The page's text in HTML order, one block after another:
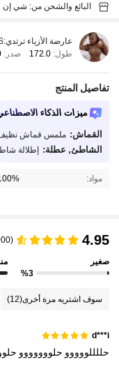
البائع والشحن من: شي إن
عارضة الأزياء ترتدي:
طول: 172.0 صدر:
تفاصيل المنتج
ميزات الذكاء
القماش: ملمس قماش نظيف
الشاطئ, عطلة: إطلالة
مواد: 100%
4.95
(1000+)
صغير
%3
سوف اشتريه مرة أخرى(12)
d***i
حللللووووو حلووووووو